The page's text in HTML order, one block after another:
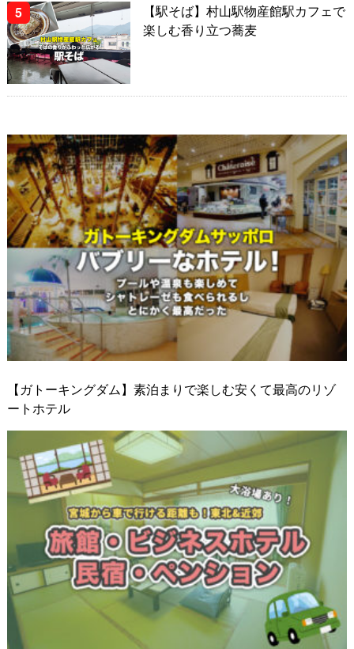
【駅そば】村山駅物産館駅カフェで
楽しむ香り立つ蕎麦
【ガトーキングダム】素泊まりで楽しむ安くて最高のリゾ
ートホテル